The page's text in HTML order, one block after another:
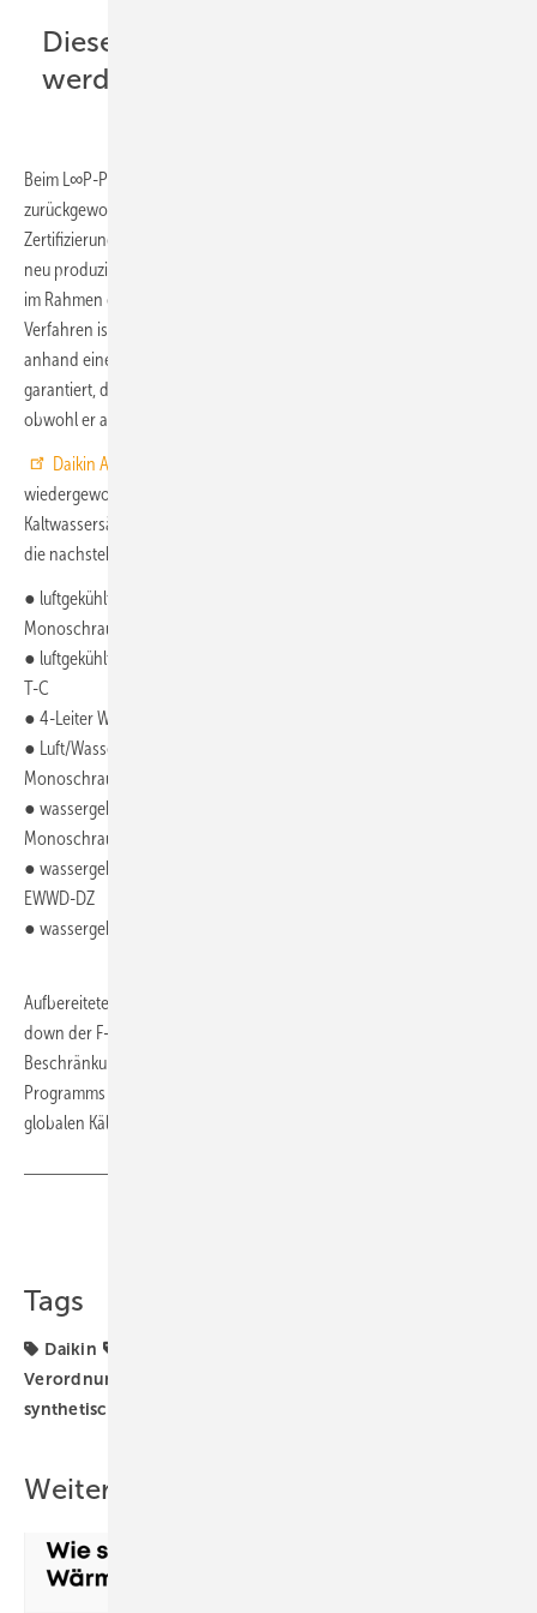
Dieselben Qualitätsstandards
werden erfüllt
Beim L∞P-Programm von Daikin werden vom Markt
zurückgewonnene Kältemittel aufbereitet. Eine unabhängige
Zertifizierung garantiert, dass diese dieselben Qualitätsstandards wie
neu produzierte Kältemittel erfüllen und den ausgewiesenen Einheiten
im Rahmen eines Massenbilanzverfahrens korrekt zugeteilt wird. Das
Verfahren ist vergleichbar mit einem Ökostromtarif: Dem Kunden wird
anhand einer Bilanzierung der eingekauften Mengen rechnerisch
garantiert, dass sein Strom aus erneuerbaren Quellen gespeist wird,
obwohl er am Verteilnetz des Gesamtsystems angeschlossen ist.
Daikin Applied Europe
wiedergewonnenem und neu produziertem Kältemittel, um neue
Kaltwassersätze zu befüllen. In das L∞P-Programm von Daikin werden
die nachstehenden Produktserien aufgenommen:
● luftgekühlter Kaltwassersatz mit drehzahlgeregeltem
Monoschraubenverdichter EWAD-TZ-B/C
● luftgekühlter Kaltwassersatz mit Monoschraubenverdichter EWAD-
T-C
● 4-Leiter Wärmepumpe EWYD-4Z B
● Luft/Wasser-Wärmepumpe mit invertergeregeltem
Monoschraubenverdichter EWYD-BZ
● wassergekühlter Kaltwassersatz mit invertergeregeltem
Monoschraubenverdichter EWWD-VZ
● wassergekühlter Kaltwassersatz mit ölfreiem Turboverdichter
EWWD-DZ
● wassergekühlte Kaltwassersätze mit Turboverdichter DWSC / DWDC
Aufbereitete synthetische Kältemittel sind nicht vom F-Gase-Phase-
down der F-Gase-Verordnung betroffen und unterliegen keiner
Beschränkung. Langfristig plant Daikin eine Ausweitung des L∞P-
Programms auf andere Produkte und Kältemittel als Teil seiner
globalen Kältemittelpolitik.
Tags
Daikin
Verordnung
synthetische Kältemittel
Weitere Inhalte